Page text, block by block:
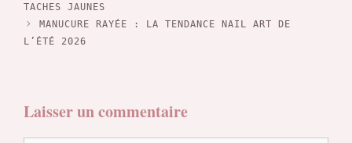
TACHES JAUNES
MANUCURE RAYÉE : LA TENDANCE NAIL ART DE
L’ÉTÉ 2026
Laisser un commentaire